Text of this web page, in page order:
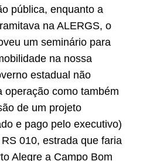
pública, enquanto a
na ALERGS, o
um seminário para
na nossa
estadual não
operação como também
de um projeto
e pago pelo executivo)
010, estrada que faria
Alegre a Campo Bom